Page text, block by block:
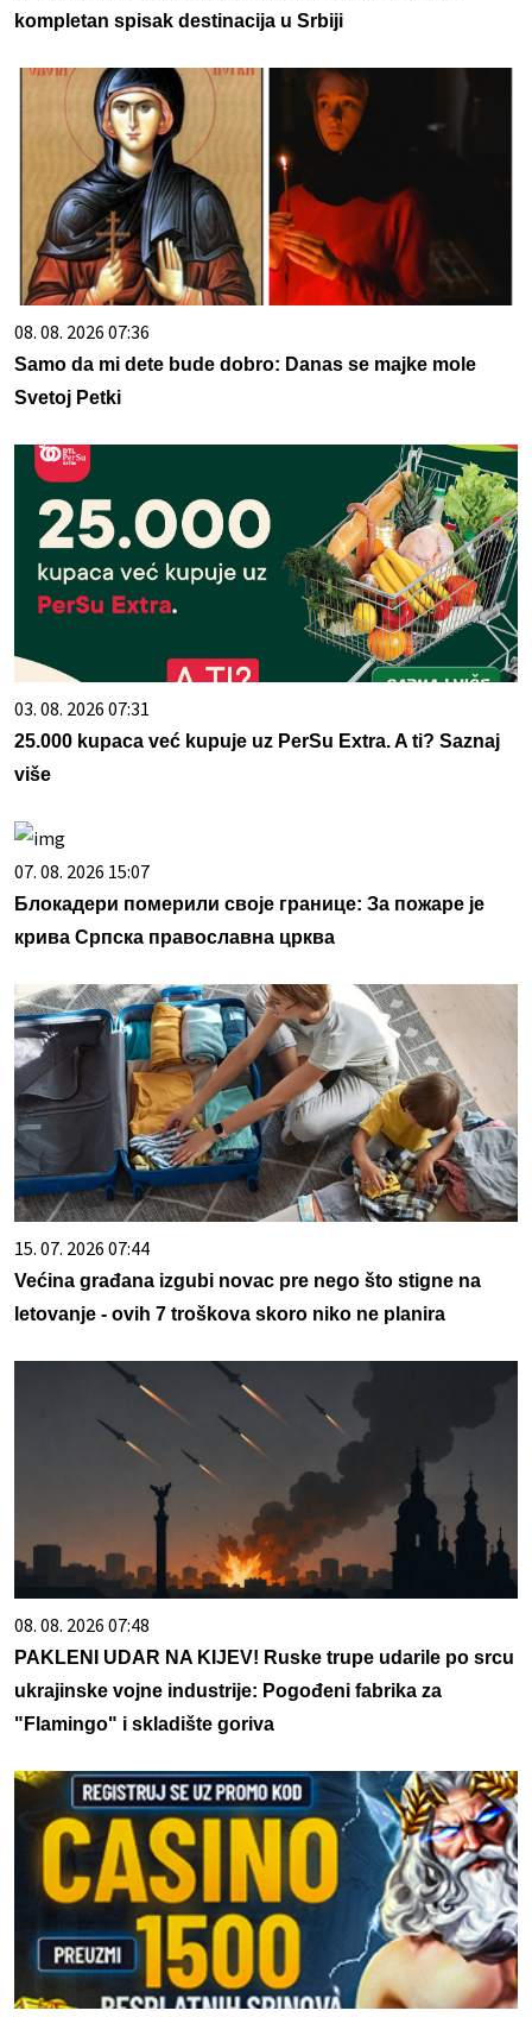
kompletan spisak destinacija u Srbiji
08. 08. 2026 07:36
Samo da mi dete bude dobro: Danas se majke mole
Svetoj Petki
03. 08. 2026 07:31
25.000 kupaca već kupuje uz PerSu Extra. A ti? Saznaj
više
07. 08. 2026 15:07
Блокадери померили своје границе: За пожаре је
крива Српска православна црква
15. 07. 2026 07:44
Većina građana izgubi novac pre nego što stigne na
letovanje - ovih 7 troškova skoro niko ne planira
08. 08. 2026 07:48
PAKLENI UDAR NA KIJEV! Ruske trupe udarile po srcu
ukrajinske vojne industrije: Pogođeni fabrika za
"Flamingo" i skladište goriva